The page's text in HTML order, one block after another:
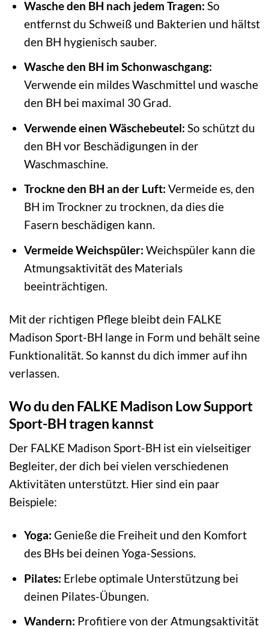
Wasche den BH nach jedem Tragen: So
entfernst du Schweiß und Bakterien und hältst
den BH hygienisch sauber.
Wasche den BH im Schonwaschgang:
Verwende ein mildes Waschmittel und wasche
den BH bei maximal 30 Grad.
Verwende einen Wäschebeutel: So schützt du
den BH vor Beschädigungen in der
Waschmaschine.
Trockne den BH an der Luft: Vermeide es, den
BH im Trockner zu trocknen, da dies die
Fasern beschädigen kann.
Vermeide Weichspüler: Weichspüler kann die
Atmungsaktivität des Materials
beeinträchtigen.
Mit der richtigen Pflege bleibt dein FALKE
Madison Sport-BH lange in Form und behält seine
Funktionalität. So kannst du dich immer auf ihn
verlassen.
Wo du den FALKE Madison Low Support
Sport-BH tragen kannst
Der FALKE Madison Sport-BH ist ein vielseitiger
Begleiter, der dich bei vielen verschiedenen
Aktivitäten unterstützt. Hier sind ein paar
Beispiele:
Yoga: Genieße die Freiheit und den Komfort
des BHs bei deinen Yoga-Sessions.
Pilates: Erlebe optimale Unterstützung bei
deinen Pilates-Übungen.
Wandern: Profitiere von der Atmungsaktivität